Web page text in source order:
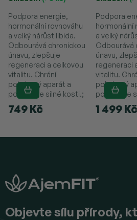
749 Kč
Podpora energie,
hormonální rovnováhu
a velký nárůst libida.
Odbourává chronickou
únavu, zlepšuje
regeneraci a celkovou
vitalitu. Chrání
pohybový aparát a
podporuje silné kosti.;
1 499 Kč
Podpora
hormonální
a velký
Odbourává
únavu,
regeneraci
vitalitu.
pohybový
podporuje
Objevte sílu přírody,